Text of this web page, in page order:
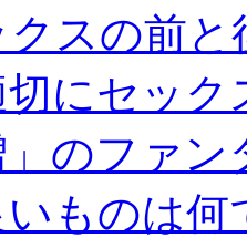
クスの前と
にセック
」のファ
ものは何